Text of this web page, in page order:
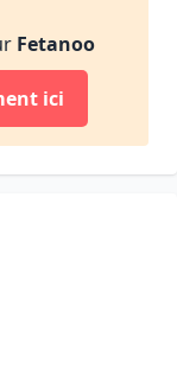
Fetanoo
ici